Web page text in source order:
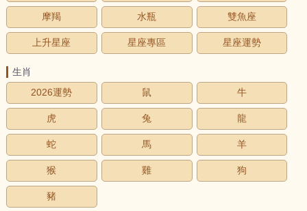
摩羯 水瓶 雙魚座
上升星座 星座專區 星座運勢
生肖
2026運勢
鼠 牛
虎 兔 龍
蛇 馬 羊
猴 雞 狗
豬